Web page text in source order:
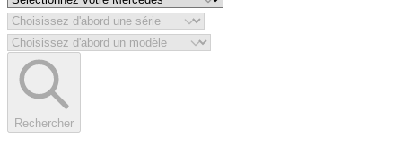
Rechercher